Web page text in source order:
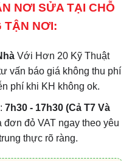
NƠI SỬA TẠI CHỖ
TẬN NƠI:
Với Hơn 20 Kỹ Thuật
vấn báo giá không thu phí
phí khi KH không ok.
7h30 - 17h30 (Cả T7 Và
đơn đỏ VAT ngay theo yêu
thực rõ ràng.